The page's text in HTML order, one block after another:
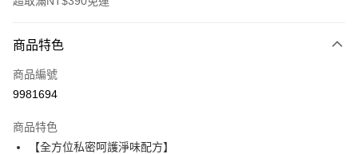
POYA支付
信用卡一次付款
LINE Pay
商品特色
商品編號
9981694
商品特色
【全方位私密呵護淨味配方】